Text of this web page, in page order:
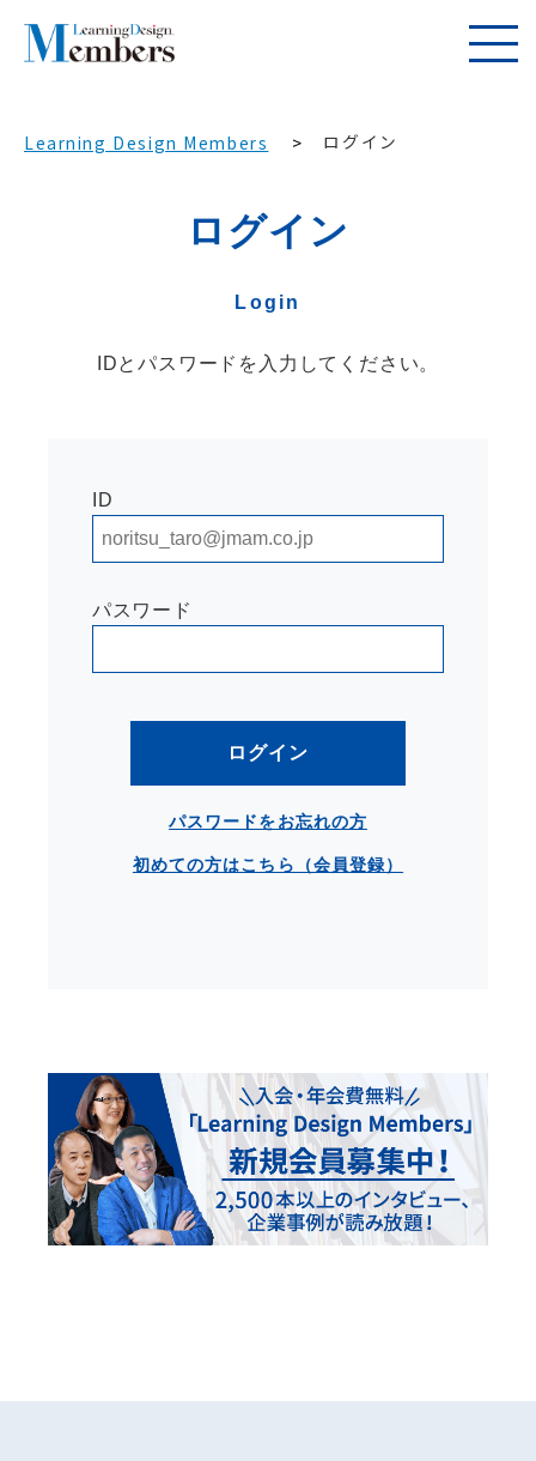
Learning Design Members ログイン
ログイン
Login
IDとパスワードを入力してください。
ID
パスワード
ログイン
パスワードをお忘れの方
初めての方はこちら（会員登録）